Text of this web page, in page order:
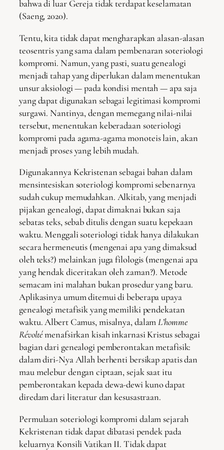
bahwa di luar Gereja tidak terdapat keselamatan
(Saeng, 2020).
Tentu, kita tidak dapat mengharapkan alasan-alasan
teosentris yang sama dalam pembenaran soteriologi
kompromi. Namun, yang pasti, suatu genealogi
menjadi tahap yang diperlukan dalam menentukan
unsur aksiologi — pada kondisi mentah — apa saja
yang dapat digunakan sebagai legitimasi kompromi
surgawi. Nantinya, dengan memegang nilai-nilai
tersebut, menentukan keberadaan soteriologi
kompromi pada agama-agama monoteis lain, akan
menjadi proses yang lebih mudah.
Digunakannya Kekristenan sebagai bahan dalam
mensintesiskan soteriologi kompromi sebenarnya
sudah cukup memudahkan. Alkitab, yang menjadi
pijakan genealogi, dapat dimaknai bukan saja
sebatas teks, sebab ditulis dengan suatu kepekaan
waktu. Menggali soteriologi tidak hanya dilakukan
secara hermeneutis (mengenai apa yang dimaksud
oleh teks?) melainkan juga filologis (mengenai apa
yang hendak diceritakan oleh zaman?). Metode
semacam ini malahan bukan prosedur yang baru.
Aplikasinya umum ditemui di beberapa upaya
genealogi metafisik yang memiliki pendekatan
waktu. Albert Camus, misalnya, dalamL’homme
Révoltémenafsirkan kisah inkarnasi Kristus sebagai
bagian dari genealogi pemberontakan metafisik:
dalam diri-Nya Allah berhenti bersikap apatis dan
mau melebur dengan ciptaan, sejak saat itu
pemberontakan kepada dewa-dewi kuno dapat
diredam dari literatur dan kesusastraan.
Permulaan soteriologi kompromi dalam sejarah
Kekristenan tidak dapat dibatasi pendek pada
keluarnya Konsili Vatikan II. Tidak dapat